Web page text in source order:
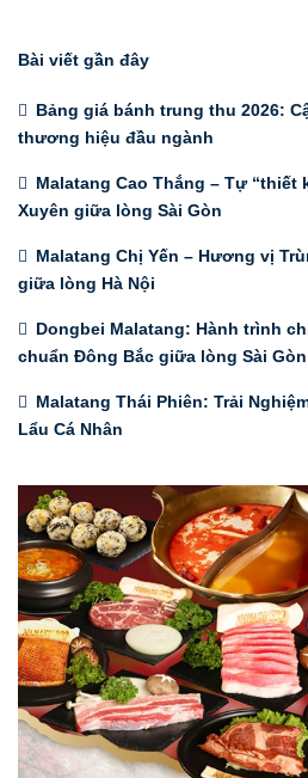
Bài viết gần đây
Bảng giá bánh trung thu 2026:
thương hiệu đầu ngành
Malatang Cao Thắng – Tự “thiết
Xuyên giữa lòng Sài Gòn
Malatang Chị Yến – Hương vị
giữa lòng Hà Nội
Dongbei Malatang: Hành trình
chuẩn Đông Bắc giữa lòng Sài Gòn
Malatang Thái Phiên: Trải
Lẩu Cá Nhân